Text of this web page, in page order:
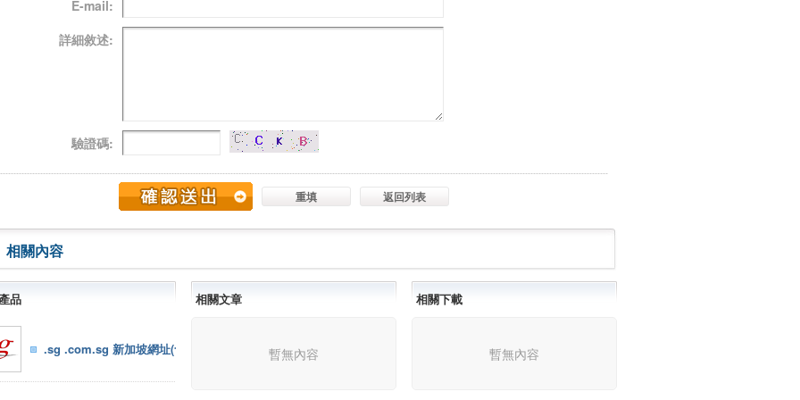
E-mail:
詳細敘述:
驗證碼:
重填 返回列表
相關內容
品
.sg .com.sg 新加坡網址(含代理）
相關文章
暫無內容
相關下載
暫無內容